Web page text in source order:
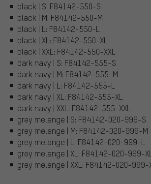
black | S: F84142-550-S
black | M: F84142-550-M
black | L: F84142-550-L
black | XL: F84142-550-XL
black | XXL: F84142-550-XXL
dark navy | S: F84142-555-S
dark navy | M: F84142-555-M
dark navy | L: F84142-555-L
dark navy | XL: F84142-555-XL
dark navy | XXL: F84142-555-XXL
grey melange | S: F84142-020-999-S
grey melange | M: F84142-020-999-M
grey melange | L: F84142-020-999-L
grey melange | XL: F84142-020-999-XL
grey melange | XXL: F84142-020-999-